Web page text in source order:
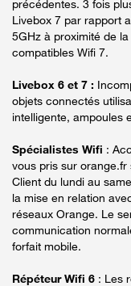
précédentes. 3 fois
Livebox 7 par rapport
5GHz à proximité de
compatibles Wifi 7.
Livebox 6 et 7 :
objets connectés
intelligente, ampoules
Spécialistes Wifi :
vous pris sur
Client du lundi au
la mise en relation
réseaux Orange. Le
communication
forfait mobile.
Répéteur Wifi 6 : Les